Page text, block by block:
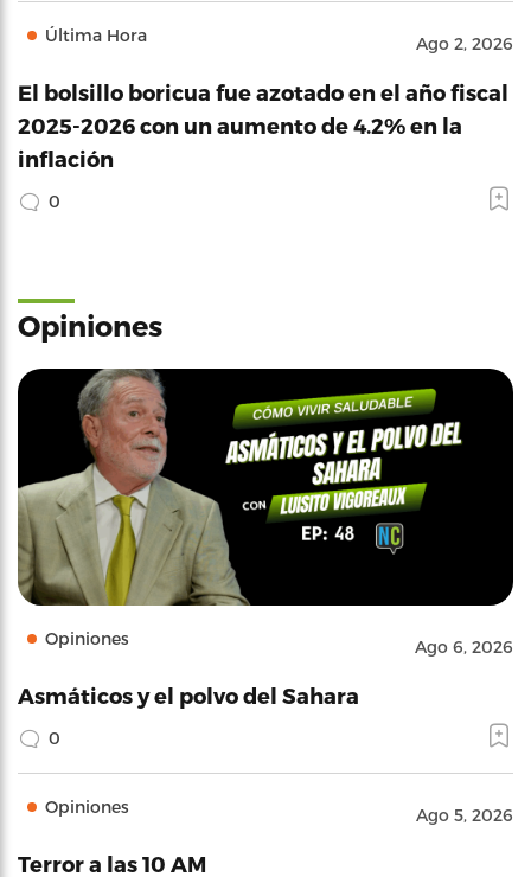
Última Hora Ago 2, 2026
El bolsillo boricua fue azotado en el año fiscal
2025-2026 con un aumento de 4.2% en la
inflación
0
Opiniones
Opiniones Ago 6, 2026
Asmáticos y el polvo del Sahara
0
Opiniones Ago 5, 2026
Terror a las 10 AM